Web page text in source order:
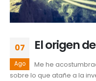
07
Ago
El origen
Me he
sobre lo que atañe a la